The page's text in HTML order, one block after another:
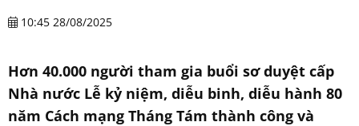
10:45 28/08/2025
Hơn 40.000 người tham gia buổi sơ duyệt cấp
Nhà nước Lễ kỷ niệm, diễu binh, diễu hành 80
năm Cách mạng Tháng Tám thành công và